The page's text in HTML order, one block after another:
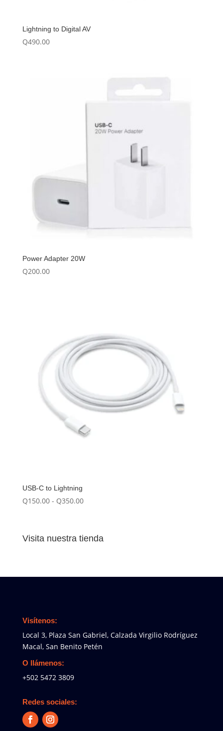
Lightning to Digital AV
Q490.00
Power Adapter 20W
Q200.00
USB-C to Lightning
Q150.00 - Q350.00Rango
desde
Visita nuestra tienda
Visítenos:
Local 3, Plaza San Gabriel, Calzada Virgilio Rodríguez
Macal, San Benito Petén
O llámenos:
+502 5472 3809
Redes sociales: